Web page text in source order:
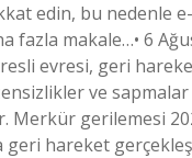
edin, bu nedenle
fazla makale…• 6
evresi, geri
ve
Merkür gerilemesi
geri hareket